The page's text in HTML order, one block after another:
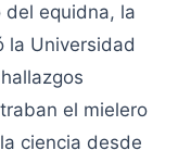
equidna, la
la Universidad
el mielero
ciencia desde